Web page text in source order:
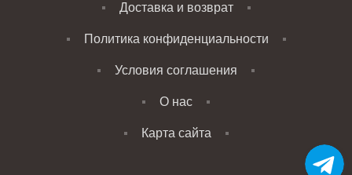
Доставка и возврат
Политика конфиденциальности
Условия соглашения
О нас
Карта сайта